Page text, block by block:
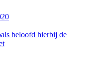
beloofd hierbij de